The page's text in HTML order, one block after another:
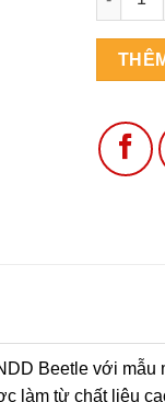
Beetle với mẫu
làm từ chất liệu